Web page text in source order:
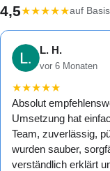
4,5★★★★★auf
L. H.
vor 6 Monaten
★★★★★
Absolut
Umsetzung hat
Team, zuverlässig,
wurden sauber,
verständlich erklärt